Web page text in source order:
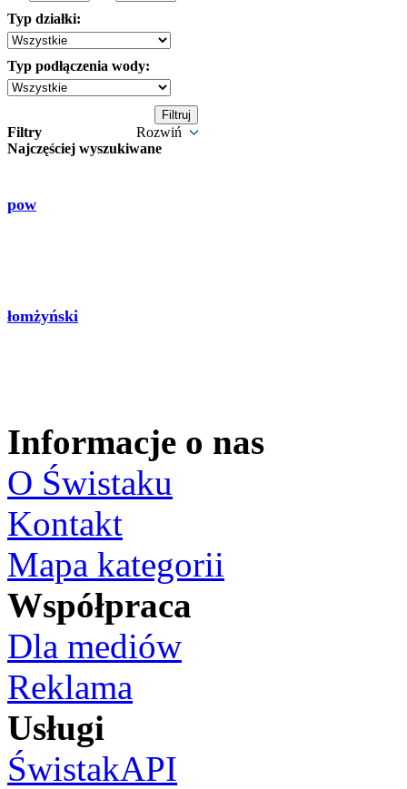
Typ działki:
Typ podłączenia wody:
Filtry
Rozwiń
Najczęściej wyszukiwane
pow
łomżyński
Informacje o nas
O Świstaku
Kontakt
Mapa kategorii
Współpraca
Dla mediów
Reklama
Usługi
ŚwistakAPI